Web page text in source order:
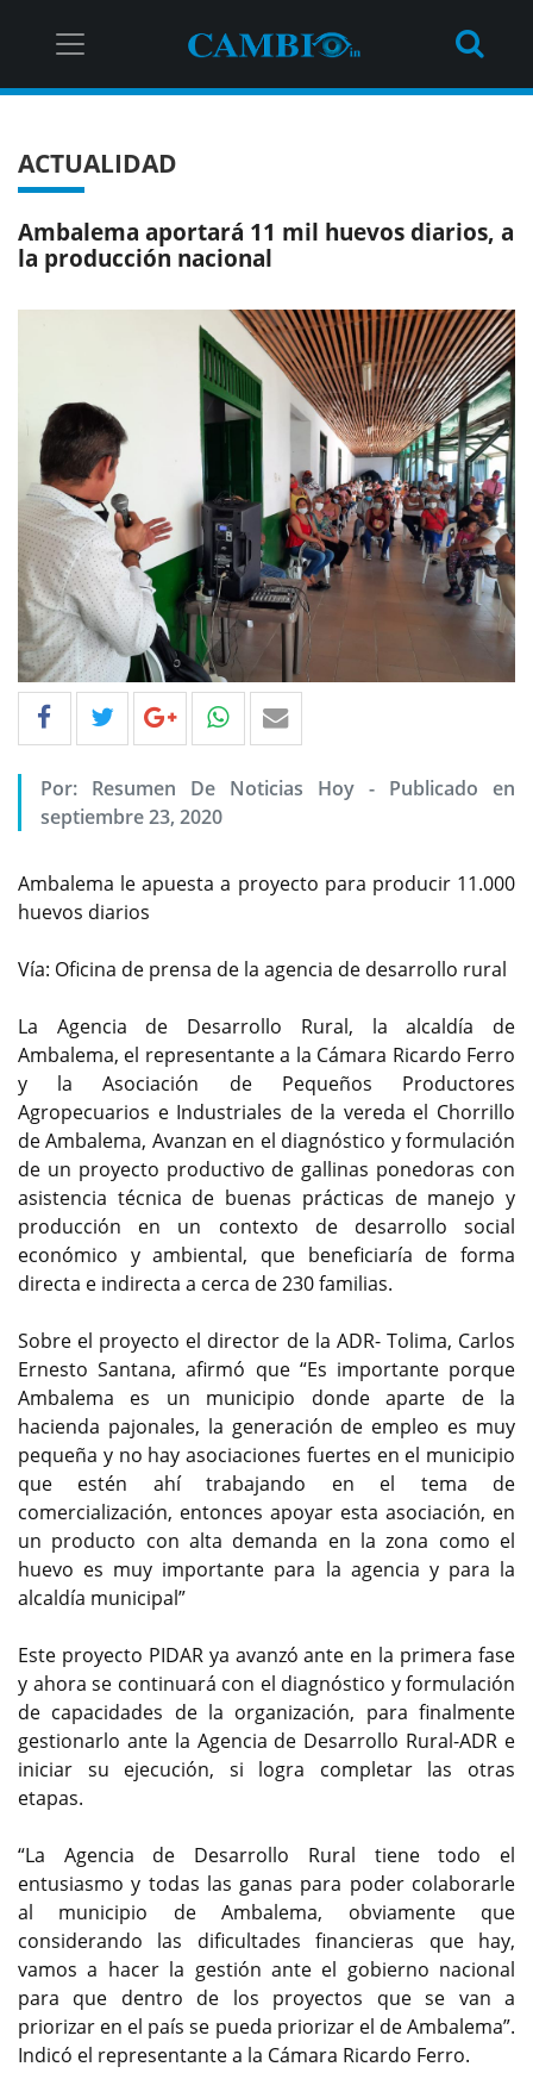
ACTUALIDAD
Ambalema aportará 11 mil huevos diarios, a
la producción nacional
Por: Resumen De Noticias Hoy - Publicado en
septiembre 23, 2020
Ambalema le apuesta a proyecto para producir 11.000
huevos diarios
Vía: Oficina de prensa de la agencia de desarrollo rural
La Agencia de Desarrollo Rural, la alcaldía de
Ambalema, el representante a la Cámara Ricardo Ferro
y la Asociación de Pequeños Productores
Agropecuarios e Industriales de la vereda el Chorrillo
de Ambalema, Avanzan en el diagnóstico y formulación
de un proyecto productivo de gallinas ponedoras con
asistencia técnica de buenas prácticas de manejo y
producción en un contexto de desarrollo social
económico y ambiental, que beneficiaría de forma
directa e indirecta a cerca de 230 familias.
Sobre el proyecto el director de la ADR- Tolima, Carlos
Ernesto Santana, afirmó que “Es importante porque
Ambalema es un municipio donde aparte de la
hacienda pajonales, la generación de empleo es muy
pequeña y no hay asociaciones fuertes en el municipio
que estén ahí trabajando en el tema de
comercialización, entonces apoyar esta asociación, en
un producto con alta demanda en la zona como el
huevo es muy importante para la agencia y para la
alcaldía municipal”
Este proyecto PIDAR ya avanzó ante en la primera fase
y ahora se continuará con el diagnóstico y formulación
de capacidades de la organización, para finalmente
gestionarlo ante la Agencia de Desarrollo Rural-ADR e
iniciar su ejecución, si logra completar las otras
etapas.
“La Agencia de Desarrollo Rural tiene todo el
entusiasmo y todas las ganas para poder colaborarle
al municipio de Ambalema, obviamente que
considerando las dificultades financieras que hay,
vamos a hacer la gestión ante el gobierno nacional
para que dentro de los proyectos que se van a
priorizar en el país se pueda priorizar el de Ambalema”.
Indicó el representante a la Cámara Ricardo Ferro.